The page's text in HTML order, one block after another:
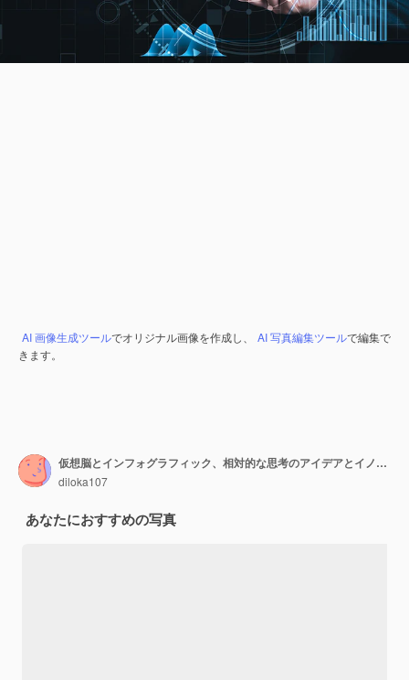
AI 画像生成ツールでオリジナル画像を作成し、 AI 写真編集ツールで編集で
きます。
仮想脳とインフォグラフィック、相対的な思考のアイデアとイノベーションの概念で電球を保持しているビジネスマン。
diloka107
あなたにおすすめの写真